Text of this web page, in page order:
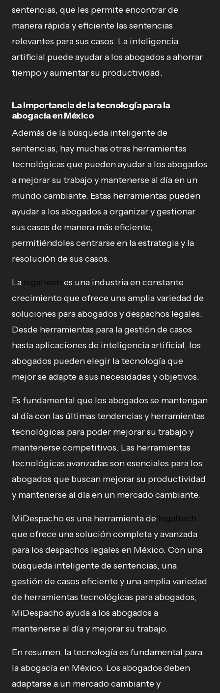
sentencias, que les permite encontrar de
manera rápida y eficiente las sentencias
relevantes para sus casos. La inteligencia
artificial puede ayudar a los abogados a ahorrar
tiempo y aumentar su productividad.
La importancia de la tecnología para la
abogacía en México
Además de la búsqueda inteligente de
sentencias, hay muchas otras herramientas
tecnológicas que pueden ayudar a los abogados
a mejorar su trabajo y mantenerse al día en un
mundo cambiante. Estas herramientas pueden
ayudar a los abogados a organizar y gestionar
sus casos de manera más eficiente,
permitiéndoles centrarse en la estrategia y la
resolución de sus casos.
La legaltech es una industria en constante
crecimiento que ofrece una amplia variedad de
soluciones para abogados y despachos legales.
Desde herramientas para la gestión de casos
hasta aplicaciones de inteligencia artificial, los
abogados pueden elegir la tecnología que
mejor se adapte a sus necesidades y objetivos.
Es fundamental que los abogados se mantengan
al día con las últimas tendencias y herramientas
tecnológicas para poder mejorar su trabajo y
mantenerse competitivos. Las herramientas
tecnológicas avanzadas son esenciales para los
abogados que buscan mejorar su productividad
y mantenerse al día en un mercado cambiante.
MiDespacho es una herramienta de legaltech
que ofrece una solución completa y avanzada
para los despachos legales en México. Con una
búsqueda inteligente de sentencias, una
gestión de casos eficiente y una amplia variedad
de herramientas tecnológicas para abogados,
MiDespacho ayuda a los abogados a
mantenerse al día y mejorar su trabajo.
En resumen, la tecnología es fundamental para
la abogacía en México. Los abogados deben
adaptarse a un mercado cambiante y